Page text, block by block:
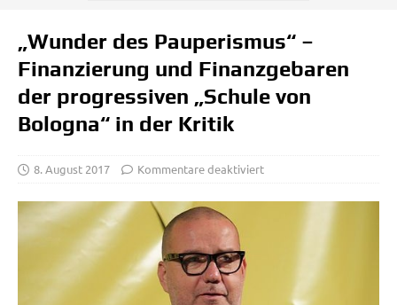
„Wunder des Pauperismus“ –
Finanzierung und Finanzgebaren
der progressiven „Schule von
Bologna“ in der Kritik
8. August 2017 Kommentare deaktiviert